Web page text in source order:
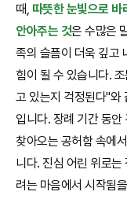
때, 따뜻한 눈빛으로
안아주는 것은 수많은
족의 슬픔이 더욱 깊고
힘이 될 수 있습니다.
고 있는지 걱정된다"와
입니다. 장례 기간 동
찾아오는 공허함 속에
니다. 진심 어린 위로
려는 마음에서 시작됨